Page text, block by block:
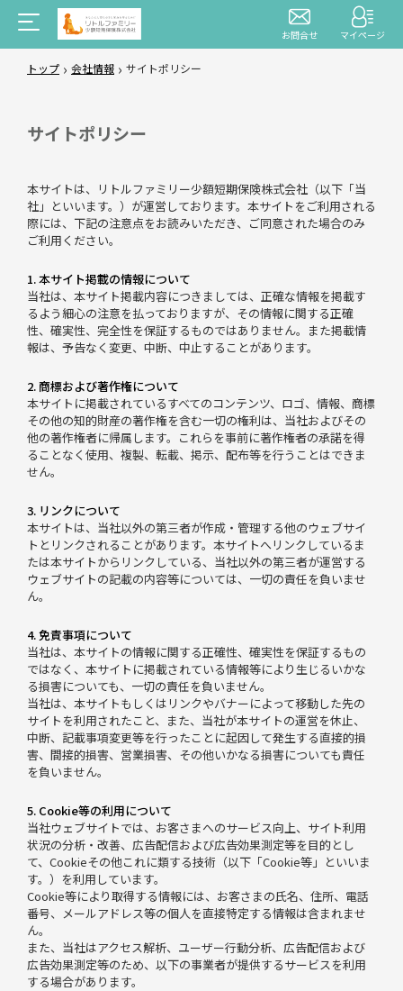
お問合せ マイページ
トップ › 会社情報 › サイトポリシー
サイトポリシー
本サイトは、リトルファミリー少額短期保険株式会社（以下「当
社」といいます。）が運営しております。本サイトをご利用される
際には、下記の注意点をお読みいただき、ご同意された場合のみ
ご利用ください。
1. 本サイト掲載の情報について
当社は、本サイト掲載内容につきましては、正確な情報を掲載す
るよう細心の注意を払っておりますが、その情報に関する正確
性、確実性、完全性を保証するものではありません。また掲載情
報は、予告なく変更、中断、中止することがあります。
2. 商標および著作権について
本サイトに掲載されているすべてのコンテンツ、ロゴ、情報、商標
その他の知的財産の著作権を含む一切の権利は、当社およびその
他の著作権者に帰属します。これらを事前に著作権者の承諾を得
ることなく使用、複製、転載、掲示、配布等を行うことはできま
せん。
3. リンクについて
本サイトは、当社以外の第三者が作成・管理する他のウェブサイ
トとリンクされることがあります。本サイトへリンクしているま
たは本サイトからリンクしている、当社以外の第三者が運営する
ウェブサイトの記載の内容等については、一切の責任を負いませ
ん。
4. 免責事項について
当社は、本サイトの情報に関する正確性、確実性を保証するもの
ではなく、本サイトに掲載されている情報等により生じるいかな
る損害についても、一切の責任を負いません。
当社は、本サイトもしくはリンクやバナーによって移動した先の
サイトを利用されたこと、また、当社が本サイトの運営を休止、
中断、記載事項変更等を行ったことに起因して発生する直接的損
害、間接的損害、営業損害、その他いかなる損害についても責任
を負いません。
5. Cookie等の利用について
当社ウェブサイトでは、お客さまへのサービス向上、サイト利用
状況の分析・改善、広告配信および広告効果測定等を目的とし
て、Cookieその他これに類する技術（以下「Cookie等」といいま
す。）を利用しています。
Cookie等により取得する情報には、お客さまの氏名、住所、電話
番号、メールアドレス等の個人を直接特定する情報は含まれませ
ん。
また、当社はアクセス解析、ユーザー行動分析、広告配信および
広告効果測定等のため、以下の事業者が提供するサービスを利用
する場合があります。